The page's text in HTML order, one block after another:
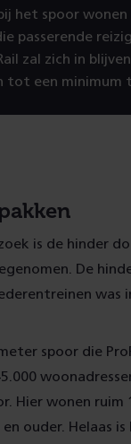
het spoor
passerende
zal zich in
tot een minimum
is de hinder
De
was
spoor die
Hier wonen ruim
en ouder. Helaas